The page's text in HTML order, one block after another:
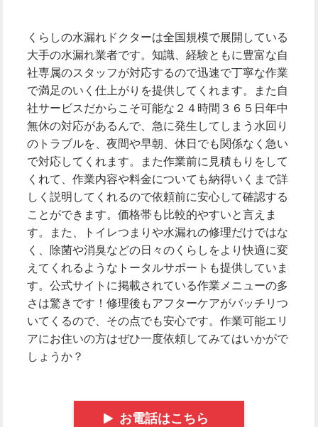
くらしの水漏れドクターは全国規模で展開している
大手の水漏れ業者です。知識、経験ともに豊富な自
社専属のスタッフが対応するので迅速で丁寧な作業
で満足のいく仕上がりを提供してくれます。また自
社サービスだからこそ可能な２４時間３６５日年中
無休の対応があるんで、急に発生してしまう水回り
のトラブルを、夜間や早朝、休日でも関係なく急い
で対応してくれます。また作業前に見積もりをして
くれて、作業内容や料金についても納得いくまで詳
しく説明してくれるので依頼前に安心して確認する
ことができます。価格帯も比較的やすいと言えま
す。また、トイレつまりや水漏れの修理だけではな
く、除菌や消臭などの日々のくらしをより快適に変
えてくれるようなトータルサポートも提供していま
す。公式サイトに掲載されている作業メニューの多
さは驚きです！修理後もアフターケアがバッチリつ
いてくるので、その点でも安心です。作業可能エリ
アにお住いの方はぜひ一度依頼してみてはいかがで
しょうか？
お電話はこちら